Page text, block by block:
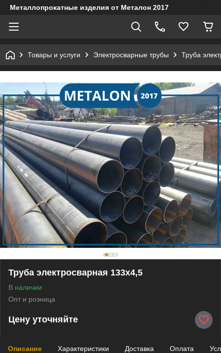
Металлопрокатные изделия от Металон 2017
Товары и услуги Электросварные трубы Труба
Труба электросварная 133х4,5
В наличии
Опт и розница
Цену уточняйте
Описание Характеристики Доставка Оплата